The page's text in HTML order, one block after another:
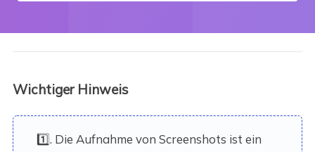
Wichtiger Hinweis
1️⃣. Die Aufnahme von Screenshots ist ein